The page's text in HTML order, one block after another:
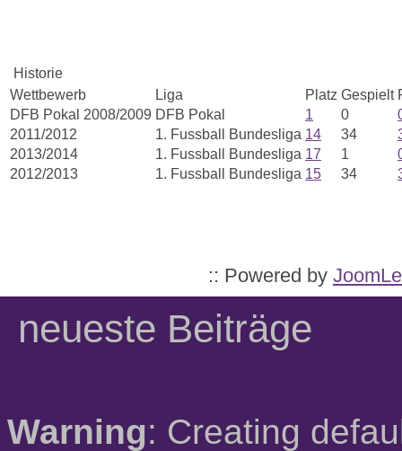
Historie
Wettbewerb
Liga Platz Gespielt
DFB Pokal 2008/2009 DFB Pokal 1 0
2011/2012
1. Fussball Bundesliga 14 34
2013/2014
1. Fussball Bundesliga 17 1
2012/2013
1. Fussball Bundesliga 15 34
:: Powered by
neueste Beiträge
Warning: Creating